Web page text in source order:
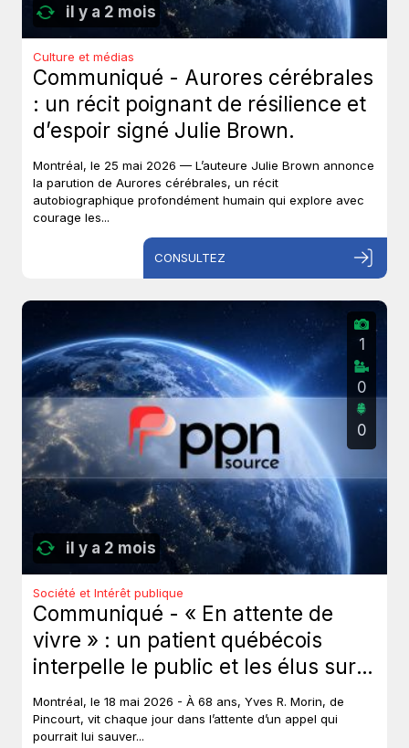
il y a 2 mois
Culture et médias
Communiqué - Aurores cérébrales
: un récit poignant de résilience et
d’espoir signé Julie Brown.
Montréal, le 25 mai 2026 — L’auteure Julie Brown annonce
la parution de Aurores cérébrales, un récit
autobiographique profondément humain qui explore avec
courage les...
CONSULTEZ
il y a 2 mois
1
0
0
Société et Intérêt publique
Communiqué - « En attente de
vivre » : un patient québécois
interpelle le public et les élus sur
le don d’organes.
Montréal, le 18 mai 2026 - À 68 ans, Yves R. Morin, de
Pincourt, vit chaque jour dans l’attente d’un appel qui
pourrait lui sauver...